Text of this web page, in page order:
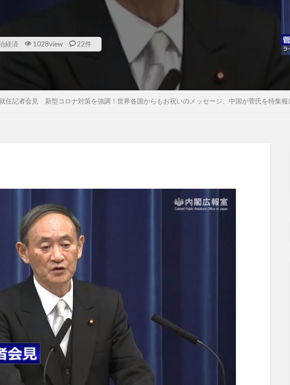
経済 1028view 22件
任記者会見 新型コロナ対策を強調！世界各国からもお祝いのメッセージ、中国が菅氏を特集報